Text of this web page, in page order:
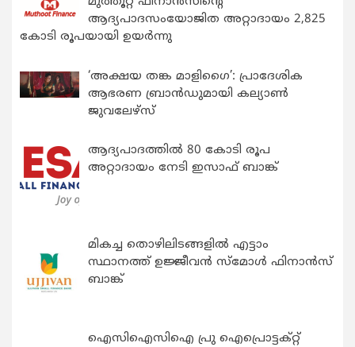
ആദ്യപാദസംയോജിത അറ്റാദായം 2,825
കോടി രൂപയായി ഉയർന്നു
‘അക്ഷയ തങ്ക മാളിഗൈ’: പ്രാദേശിക
ആഭരണ ബ്രാന്‍ഡുമായി കല്യാണ്‍
ജുവലേഴ്‌സ്
ആദ്യപാദത്തിൽ 80 കോടി രൂപ
അറ്റാദായം നേടി ഇസാഫ് ബാങ്ക്
മികച്ച തൊഴിലിടങ്ങളിൽ എട്ടാം
സ്ഥാനത്ത് ഉജ്ജീവൻ സ്മോൾ ഫിനാൻസ്
ബാങ്ക്
ഐസിഐസിഐ പ്രു ഐപ്രൊട്ടക്റ്റ്